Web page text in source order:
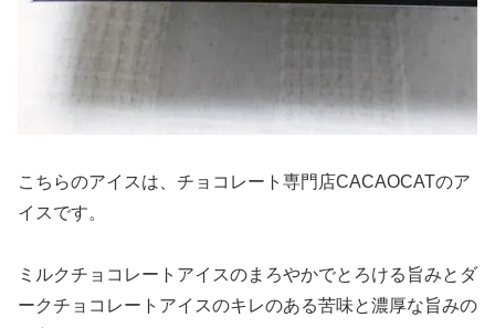
こちらのアイスは、チョコレート専門店CACAOCATのア
イスです。
ミルクチョコレートアイスのまろやかでとろける旨みとダ
ークチョコレートアイスのキレのある苦味と濃厚な旨みの